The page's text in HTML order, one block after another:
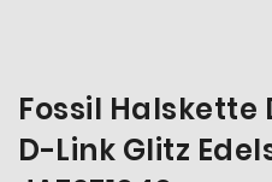
Fossil
D-Link Glitz